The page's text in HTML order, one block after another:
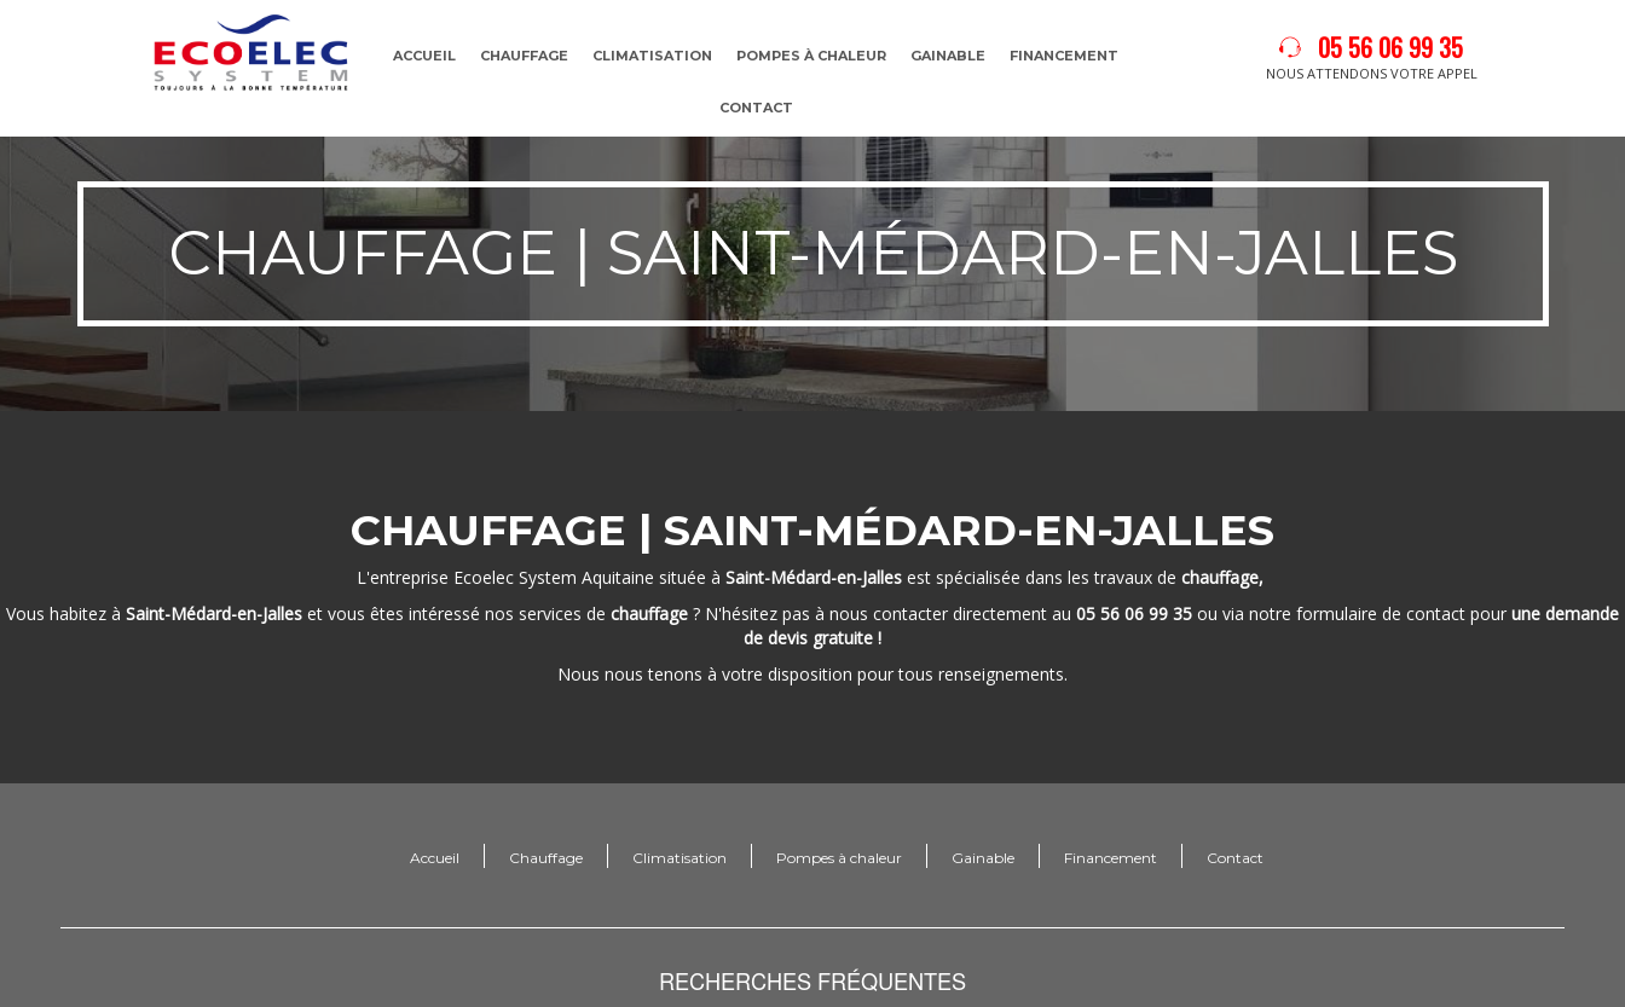
ACCUEIL CHAUFFAGE CLIMATISATION POMPES À CHALEUR GAINABLE FINANCEMENT
CONTACT
05 56 06 99 35
NOUS ATTENDONS VOTRE APPEL
CHAUFFAGE | SAINT-MÉDARD-EN-JALLES
CHAUFFAGE | SAINT-MÉDARD-EN-JALLES
L'entreprise Ecoelec System Aquitaine située à Saint-Médard-en-Jalles est spécialisée dans les travaux de chauffage,
Vous habitez à Saint-Médard-en-Jalles et vous êtes intéressé nos services de chauffage ? N'hésitez pas à nous contacter directement au 05 56 06 99 35 ou via notre formulaire de contact pour une demande
de devis gratuite !
Nous nous tenons à votre disposition pour tous renseignements.
Accueil Chauffage Climatisation Pompes à chaleur Gainable Financement Contact
RECHERCHES FRÉQUENTES